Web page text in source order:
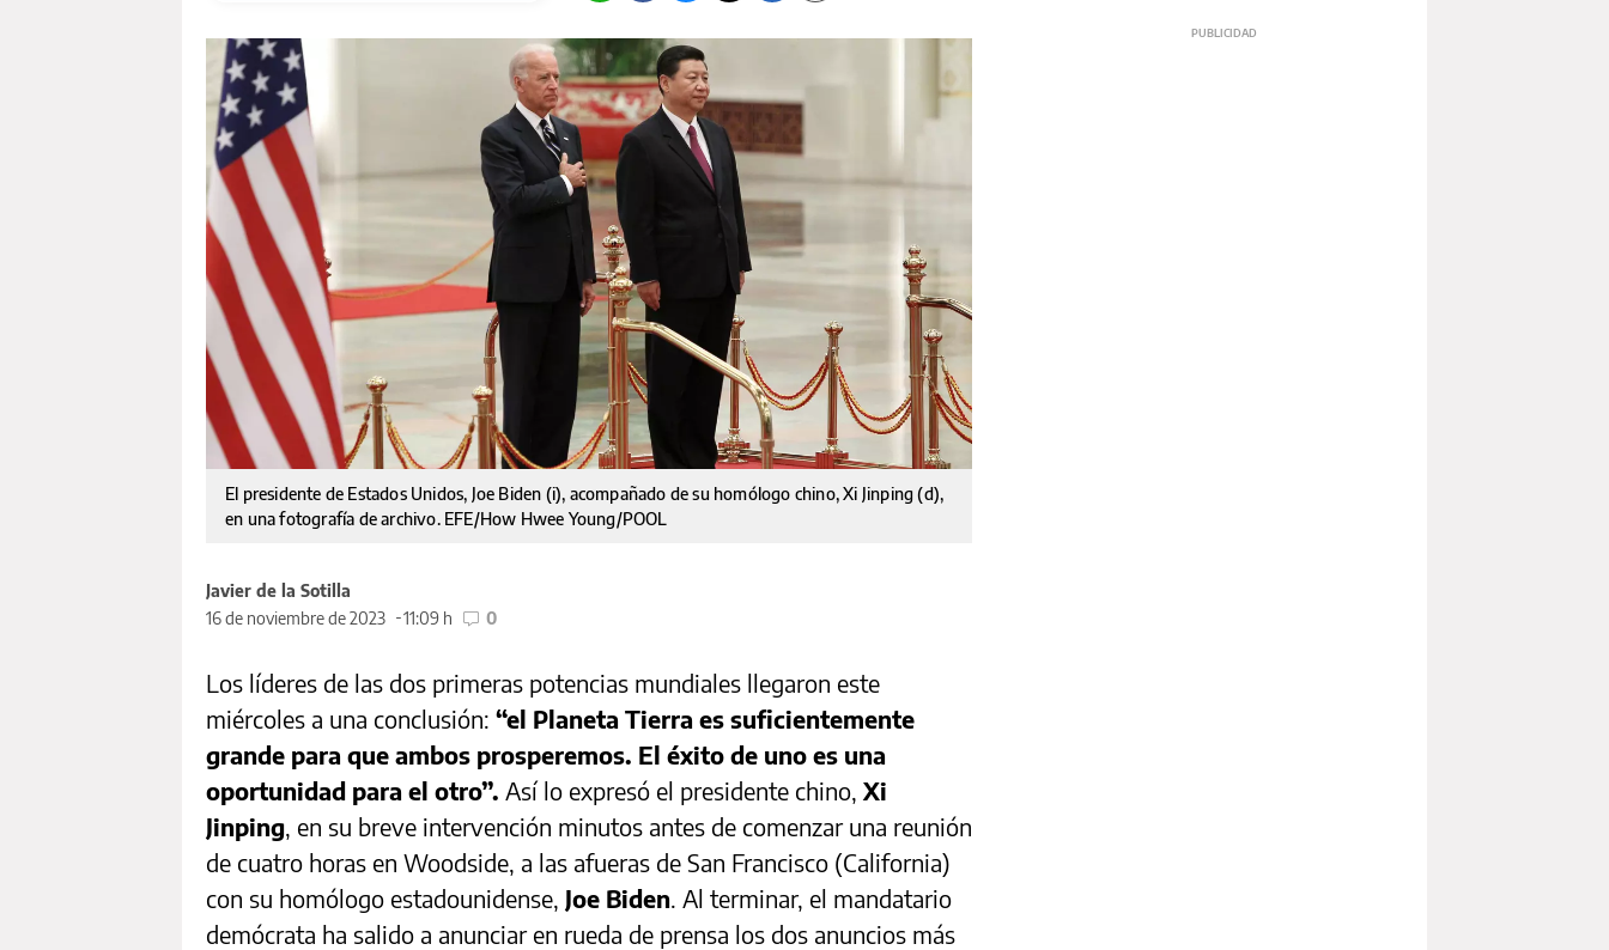
El presidente de Estados Unidos, Joe Biden (i), acompañado de su homólogo chino, Xi Jinping (d),
en una fotografía de archivo. EFE/How Hwee Young/POOL
Javier de la Sotilla
16 de noviembre de 2023
11:09 h 0
Los líderes de las dos primeras potencias mundiales llegaron este
miércoles a una conclusión: “el Planeta Tierra es suficientemente
grande para que ambos prosperemos. El éxito de uno es una
oportunidad para el otro”. Así lo expresó el presidente chino, Xi
Jinping, en su breve intervención minutos antes de comenzar una reunión
de cuatro horas en Woodside, a las afueras de San Francisco (California)
con su homólogo estadounidense, Joe Biden. Al terminar, el mandatario
demócrata ha salido a anunciar en rueda de prensa los dos anuncios más